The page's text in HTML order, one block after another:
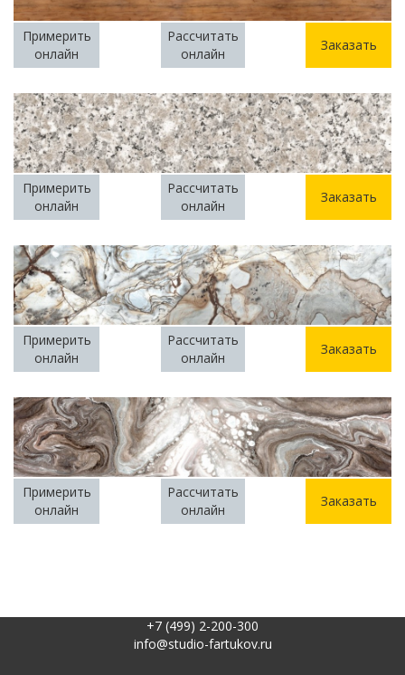
Примерить
онлайн
Рассчитать
онлайн
Заказать
Примерить
онлайн
Рассчитать
онлайн
Заказать
Примерить
онлайн
Рассчитать
онлайн
Заказать
Примерить
онлайн
Рассчитать
онлайн
Заказать
+7 (499) 2-200-300
info@studio-fartukov.ru